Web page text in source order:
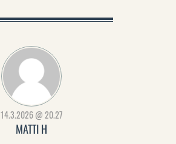
14.3.2026 @ 20.27
MATTI H